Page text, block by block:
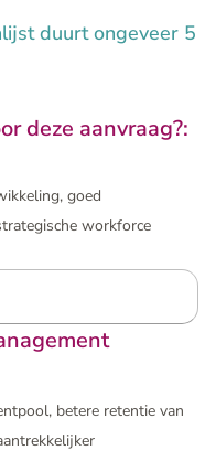
en vitaliteit
duurt ongeveer 5
deze aanvraag?:
goed
workforce
betere retentie van